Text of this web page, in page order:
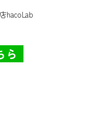
hacoLab
ら